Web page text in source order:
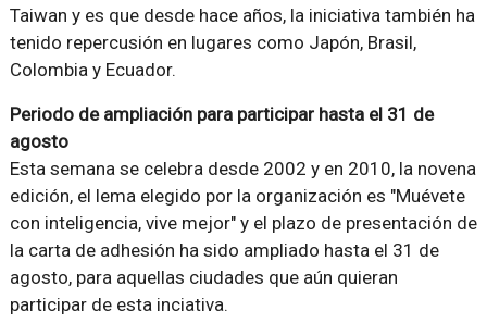
Taiwan y es que desde hace años, la iniciativa también ha
tenido repercusión en lugares como Japón, Brasil,
Colombia y Ecuador.
Periodo de ampliación para participar hasta el 31 de
agosto
Esta semana se celebra desde 2002 y en 2010, la novena
edición, el lema elegido por la organización es "Muévete
con inteligencia, vive mejor" y el plazo de presentación de
la carta de adhesión ha sido ampliado hasta el 31 de
agosto, para aquellas ciudades que aún quieran
participar de esta inciativa.